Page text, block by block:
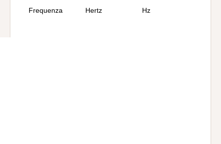
Frequenza
Hertz Hz